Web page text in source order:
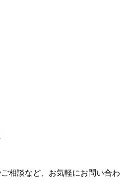
相談など、お気軽にお問い合わ